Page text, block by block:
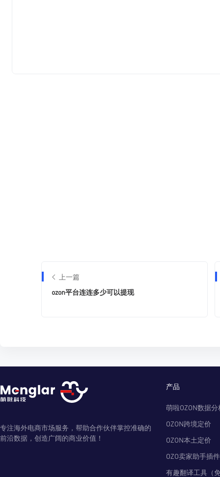
上一篇
ozon平台连连多少可以提现
专注海外电商市场服务，帮助合作伙伴掌控准确的
前沿数据，创造广阔的商业价值！
产品
萌啦OZON数据分
OZON跨境定价
OZON本土定价
OZO卖家助手插件
有趣翻译工具（